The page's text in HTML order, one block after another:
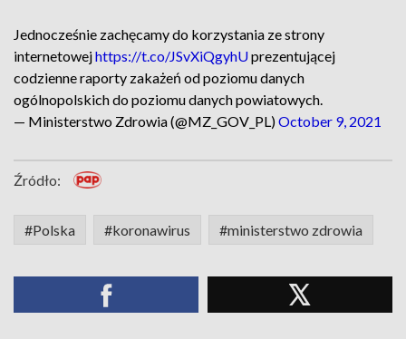
Jednocześnie zachęcamy do korzystania ze strony
internetowejhttps://t.co/JSvXiQgyhUprezentującej
codzienne raporty zakażeń od poziomu danych
ogólnopolskich do poziomu danych powiatowych.
— Ministerstwo Zdrowia (@MZ_GOV_PL)October 9, 2021
Źródło:
#Polska #koronawirus #ministerstwo zdrowia